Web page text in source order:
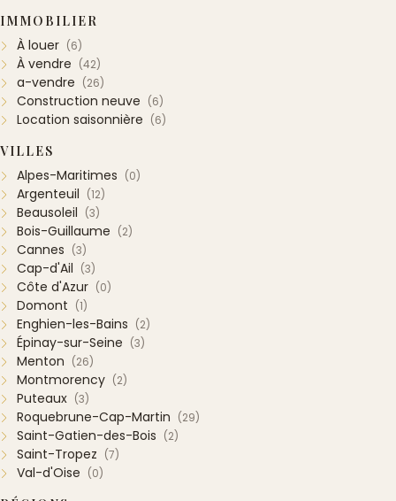
IMMOBILIER
À louer (6)
À vendre (42)
a-vendre (26)
Construction neuve (6)
Location saisonnière (6)
VILLES
Alpes-Maritimes (0)
Argenteuil (12)
Beausoleil (3)
Bois-Guillaume (2)
Cannes (3)
Cap-d'Ail (3)
Côte d'Azur (0)
Domont (1)
Enghien-les-Bains (2)
Épinay-sur-Seine (3)
Menton (26)
Montmorency (2)
Puteaux (3)
Roquebrune-Cap-Martin (29)
Saint-Gatien-des-Bois (2)
Saint-Tropez (7)
Val-d'Oise (0)